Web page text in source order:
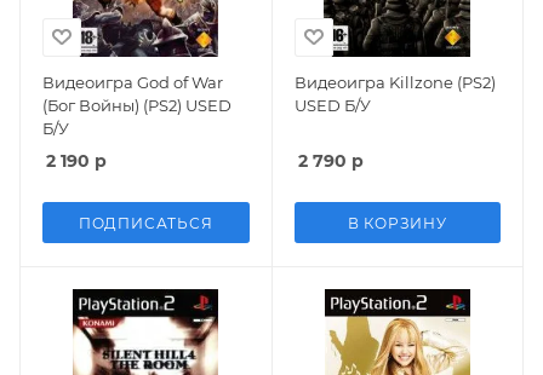
Видеоигра God of War
(Бог Войны) (PS2) USED
Б/У
2 190 р
ПОДПИСАТЬСЯ
Видеоигра Killzone (PS2)
USED Б/У
2 790 р
В КОРЗИНУ